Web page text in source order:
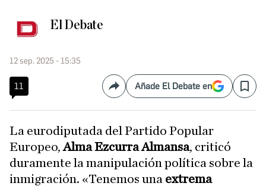
El Debate
12 sep. 2025 - 15:35
11 CompartirAñade El Debate en Save
La eurodiputada del Partido Popular
Europeo,Alma Ezcurra Almansa, criticó
duramente la manipulación política sobre la
inmigración. «Tenemos una extrema